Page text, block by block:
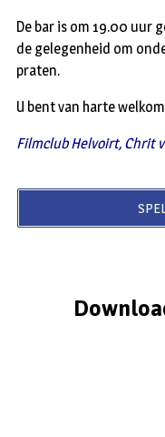
De bar is om 19.00 uur
de gelegenheid om
praten.
U bent van harte
Filmclub Helvoirt, Chrit